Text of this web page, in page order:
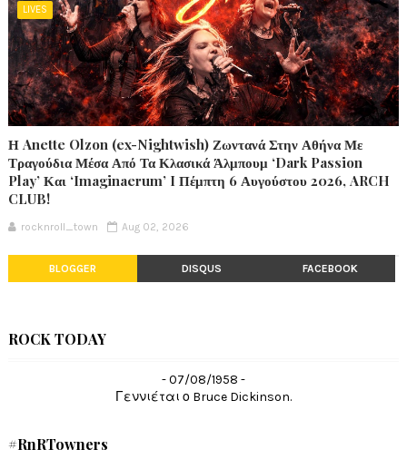
LIVES
Η Anette Olzon (ex-Nightwish) Ζωντανά Στην Αθήνα Με
Τραγούδια Μέσα Από Τα Κλασικά Άλμπουμ ‘Dark Passion
Play’ Και ‘Imaginaerum’ I Πέμπτη 6 Αυγούστου 2026, ARCH
CLUB!
rocknroll_town Aug 02, 2026
BLOGGER DISQUS FACEBOOK
ROCK TODAY
- 07/08/1958 -
Γεννιέται ο Bruce Dickinson.
#RnRTowners